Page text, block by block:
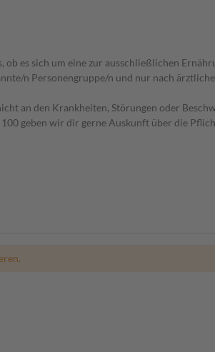
es sich um eine zur ausschließlichen
n Personengruppe/n und nur nach
an den Krankheiten, Störungen oder
geben wir dir gerne Auskunft über die